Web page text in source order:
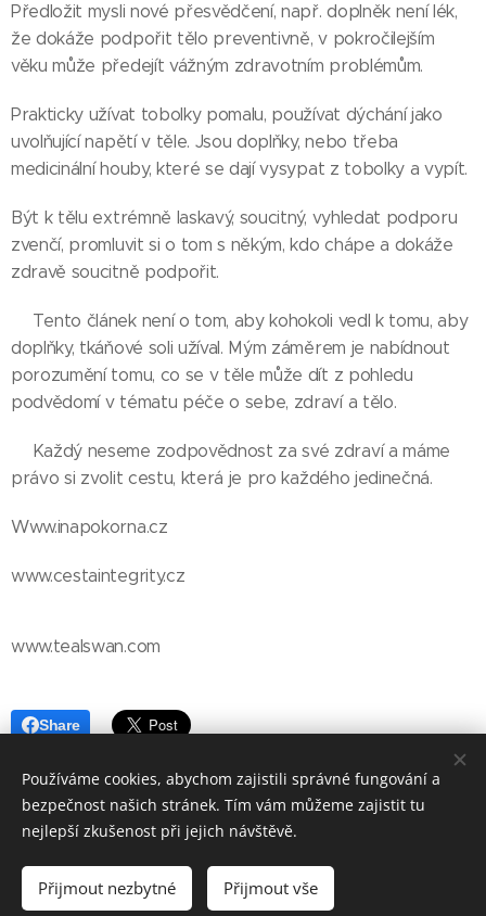
Předložit mysli nové přesvědčení, např. doplněk není lék,
že dokáže podpořit tělo preventivně, v pokročilejším
věku může předejít vážným zdravotním problémům.
Prakticky užívat tobolky pomalu, používat dýchání jako
uvolňující napětí v těle. Jsou doplňky, nebo třeba
medicinální houby, které se dají vysypat z tobolky a vypít.
Být k tělu extrémně laskavý, soucitný, vyhledat podporu
zvenčí, promluvit si o tom s někým, kdo chápe a dokáže
zdravě soucitně podpořit.
👉Tento článek není o tom, aby kohokoli vedl k tomu, aby
doplňky, tkáňové soli užíval. Mým záměrem je nabídnout
porozumění tomu, co se v těle může dít z pohledu
podvědomí v tématu péče o sebe, zdraví a tělo.
👉Každý neseme zodpovědnost za své zdraví a máme
právo si zvolit cestu, která je pro každého jedinečná.
Www.inapokorna.cz
www.cestaintegrity.cz
www.tealswan.com
Share
© 2018 Worlds Collide. Všechna práva vyhrazena.
Vytvořeno službou Webnode
Používáme cookies, abychom zajistili správné fungování a
bezpečnost našich stránek. Tím vám můžeme zajistit tu
nejlepší zkušenost při jejich návštěvě.
Přijmout nezbytné Přijmout vše